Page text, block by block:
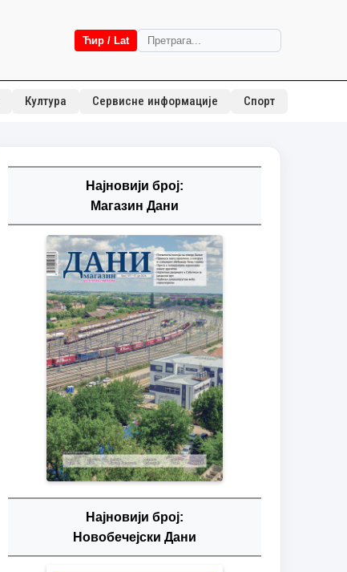
Ћир / Lat
Култура Сервисне информације Спорт
Најновији број:
Магазин Дани
Најновији број:
Новобечејски Дани